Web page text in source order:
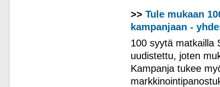
>> Tule mukaan
kampanjaan -
100 syytä matkailla
uudistettu, joten
Kampanja tukee